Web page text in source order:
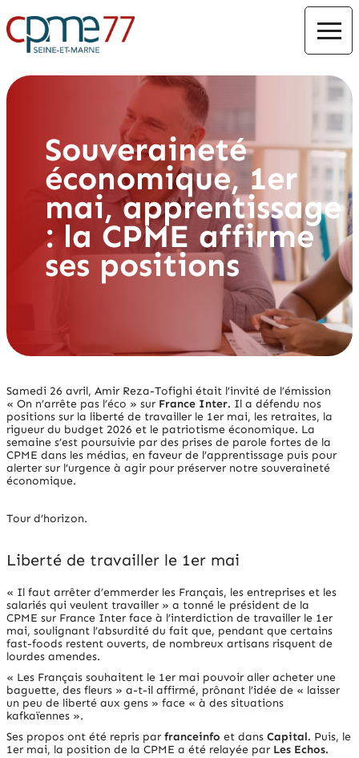
Souveraineté
économique, 1er
mai, apprentissage
: la CPME affirme
ses positions
Samedi 26 avril, Amir Reza-Tofighi était l’invité de l’émission
« On n’arrête pas l’éco » sur France Inter. Il a défendu nos
positions sur la liberté de travailler le 1er mai, les retraites, la
rigueur du budget 2026 et le patriotisme économique. La
semaine s’est poursuivie par des prises de parole fortes de la
CPME dans les médias, en faveur de l’apprentissage puis pour
alerter sur l’urgence à agir pour préserver notre souveraineté
économique.
Tour d’horizon.
Liberté de travailler le 1er mai
« Il faut arrêter d’emmerder les Français, les entreprises et les
salariés qui veulent travailler » a tonné le président de la
CPME sur France Inter face à l’interdiction de travailler le 1er
mai, soulignant l’absurdité du fait que, pendant que certains
fast-foods restent ouverts, de nombreux artisans risquent de
lourdes amendes.
« Les Français souhaitent le 1er mai pouvoir aller acheter une
baguette, des fleurs » a-t-il affirmé, prônant l’idée de « laisser
un peu de liberté aux gens » face « à des situations
kafkaïennes ».
Ses propos ont été repris par franceinfo et dans Capital. Puis, le
1er mai, la position de la CPME a été relayée par Les Echos.